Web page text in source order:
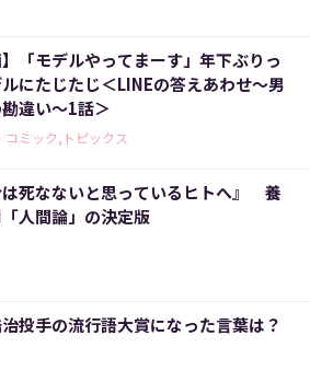
】「モデルやってまーす」年下ぶりっ
にたじたじ＜LINEの答えあわせ〜男
違い〜1話＞
コミック,トピックス
は死なないと思っているヒトへ』 養
人間論」の決定版
治投手の流行語大賞になった言葉は？